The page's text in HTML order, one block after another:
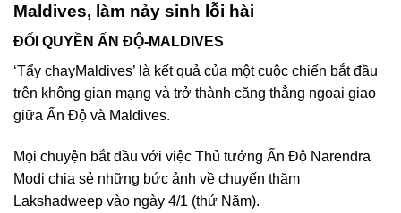
Maldives, làm nảy sinh lỗi hài
ĐỐI QUYỀN ẤN ĐỘ-MALDIVES
‘Tẩy chayMaldives’ là kết quả của một cuộc chiến bắt đầu
trên không gian mạng và trở thành căng thẳng ngoại giao
giữa Ấn Độ và Maldives.
Mọi chuyện bắt đầu với việc Thủ tướng Ấn Độ Narendra
Modi chia sẻ những bức ảnh về chuyến thăm
Lakshadweep vào ngày 4/1 (thứ Năm).